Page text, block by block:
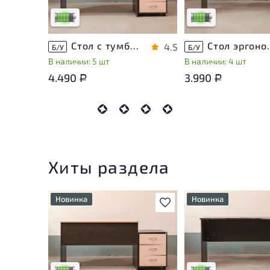
Низкая степень износа
Б/У Стол с тумбой ЛДСП Венге
В наличии: 5 шт
4.5
4.490 Р
Низкая степень
Б/У Стол
В наличии: 4 шт
3.990 Р
Хиты раздела
В избранное
Новинка
незначительные следы
эксплуатации, не влияющие
использования
Новинка
У товара
незначительные
эксплуатации, не
на удобство его
использования